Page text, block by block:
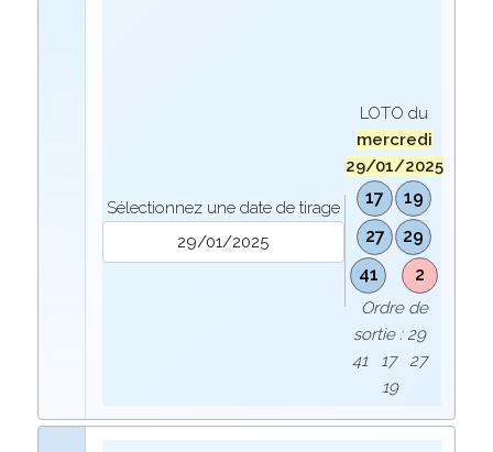
Sélectionnez une date de tirage
LOTO du
mercredi
29/01/2025
17
19
27
29
41
2
Ordre de
sortie : 29
41 17 27
19